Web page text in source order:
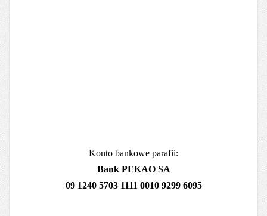
Konto bankowe parafii:
Bank PEKAO SA
09 1240 5703 1111 0010 9299 6095